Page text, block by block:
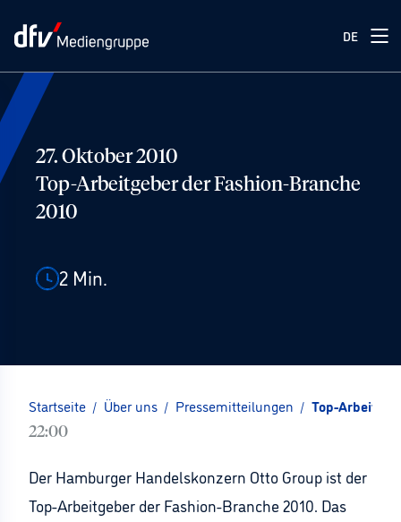
DE
27. Oktober 2010
Top-Arbeitgeber der Fashion-Branche
2010
2 Min.
Startseite / Über uns / Pressemitteilungen / Top-
22:00
Der Hamburger Handelskonzern Otto Group ist der
Top-Arbeitgeber der Fashion-Branche 2010. Das